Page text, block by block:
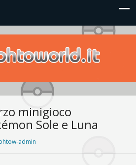
Pokémon e Nintendo
minigioco
Sole e Luna
admin